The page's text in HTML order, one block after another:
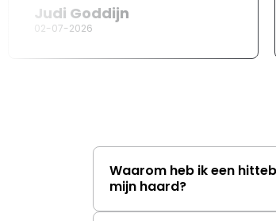
Judi Goddijn
02-07-2026
Waarom heb ik een
mijn haard?